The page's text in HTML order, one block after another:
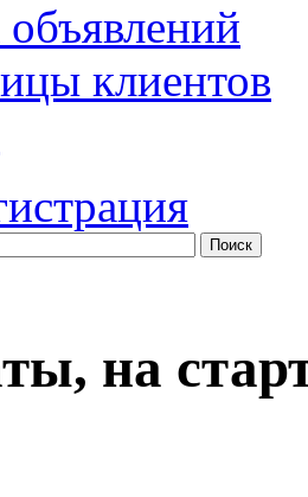
клиентов
Поиск
на